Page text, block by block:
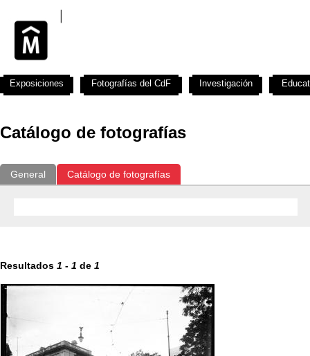
Catálogo de fotografías
General Catálogo de fotografías
Resultados 1 - 1 de 1
Exposiciones Fotografías del CdF Investigación